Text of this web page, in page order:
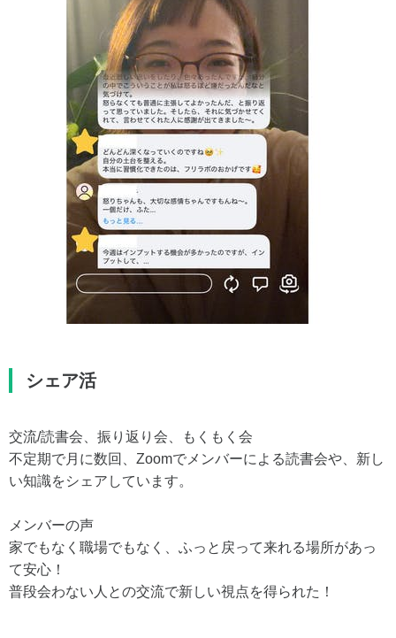
シェア活
交流/読書会、振り返り会、もくもく会
不定期で月に数回、Zoomでメンバーによる読書会や、新し
い知識をシェアしています。
メンバーの声
家でもなく職場でもなく、ふっと戻って来れる場所があっ
て安心！
普段会わない人との交流で新しい視点を得られた！